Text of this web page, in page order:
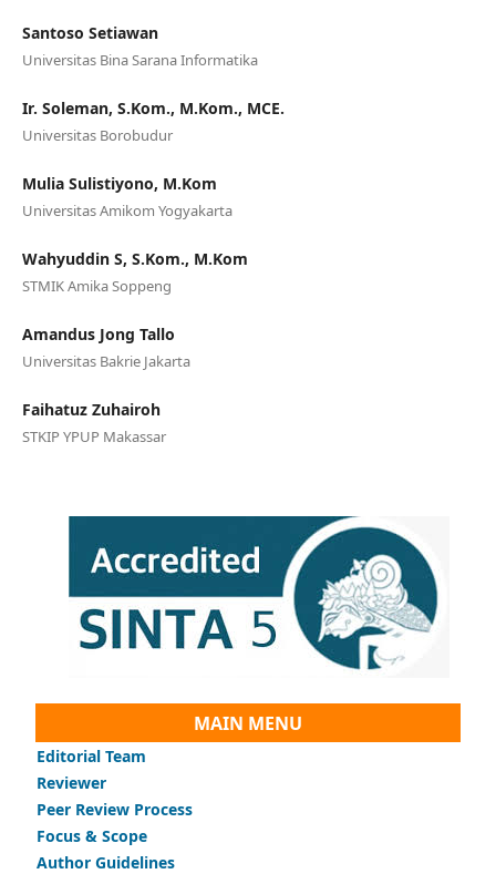
Santoso Setiawan
Universitas Bina Sarana Informatika
Ir. Soleman, S.Kom., M.Kom., MCE.
Universitas Borobudur
Mulia Sulistiyono, M.Kom
Universitas Amikom Yogyakarta
Wahyuddin S, S.Kom., M.Kom
STMIK Amika Soppeng
Amandus Jong Tallo
Universitas Bakrie Jakarta
Faihatuz Zuhairoh
STKIP YPUP Makassar
MAIN MENU
Editorial Team
Reviewer
Peer Review Process
Focus & Scope
Author Guidelines